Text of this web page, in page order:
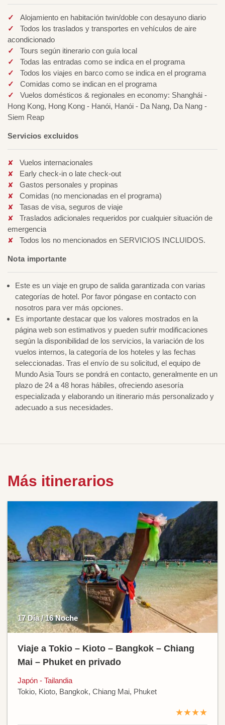
Alojamiento en habitación twin/doble con desayuno diario
Todos los traslados y transportes en vehículos de aire
acondicionado
Tours según itinerario con guía local
Todas las entradas como se indica en el programa
Todos los viajes en barco como se indica en el programa
Comidas como se indican en el programa
Vuelos domésticos & regionales en economy: Shanghái -
Hong Kong, Hong Kong - Hanói, Hanói - Da Nang, Da Nang -
Siem Reap
Servicios excluidos
Vuelos internacionales
Early check-in o late check-out
Gastos personales y propinas
Comidas (no mencionadas en el programa)
Tasas de visa, seguros de viaje
Traslados adicionales requeridos por cualquier situación de
emergencia
Todos los no mencionados en SERVICIOS INCLUIDOS.
Nota importante
Este es un viaje en grupo de salida garantizada con varias
categorías de hotel. Por favor póngase en contacto con
nosotros para ver más opciones.
Es importante destacar que los valores mostrados en la
página web son estimativos y pueden sufrir modificaciones
según la disponibilidad de los servicios, la variación de los
vuelos internos, la categoría de los hoteles y las fechas
seleccionadas. Tras el envío de su solicitud, el equipo de
Mundo Asia Tours se pondrá en contacto, generalmente en un
plazo de 24 a 48 horas hábiles, ofreciendo asesoría
especializada y elaborando un itinerario más personalizado y
adecuado a sus necesidades.
Más itinerarios
17 Día / 16 Noche
Viaje a Tokio – Kioto – Bangkok – Chiang
Mai – Phuket en privado
Japón - Tailandia
Tokio, Kioto, Bangkok, Chiang Mai, Phuket
★★★★